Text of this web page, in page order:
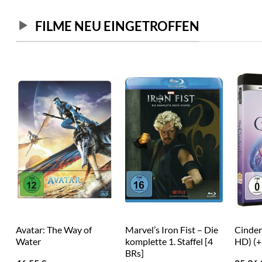
FILME NEU EINGETROFFEN
Avatar: The Way of
Water
Marvel’s Iron Fist – Die
komplette 1. Staffel [4
BRs]
HD)